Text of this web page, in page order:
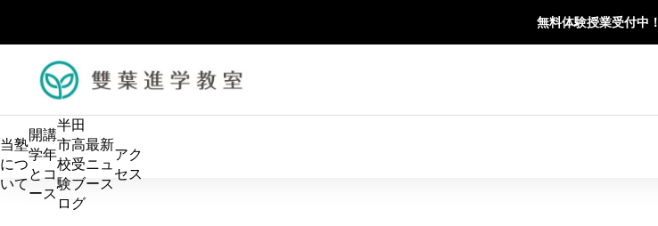
無料体験授業受付中！
当塾
につ
いて
開講
学年
とコ
ース
半田
市高
校受
験ブ
ログ
最新
ニュ
ース
アク
セス